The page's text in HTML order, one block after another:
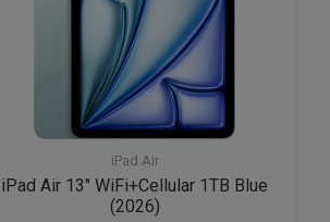
iPad Air
iPad Air 13" WiFi+Cellular 1TB Blue
(2026)